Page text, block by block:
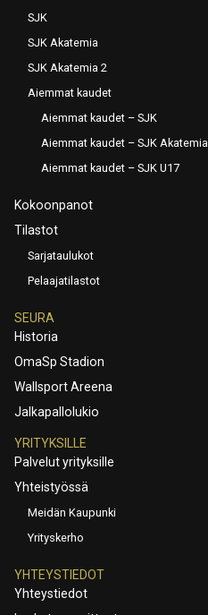
SJK
SJK Akatemia
SJK Akatemia 2
Aiemmat kaudet
Aiemmat kaudet – SJK
Aiemmat kaudet – SJK Akatemia
Aiemmat kaudet – SJK U17
Kokoonpanot
Tilastot
Sarjataulukot
Pelaajatilastot
SEURA
Historia
OmaSp Stadion
Wallsport Areena
Jalkapallolukio
YRITYKSILLE
Palvelut yrityksille
Yhteistyössä
Meidän Kaupunki
Yrityskerho
YHTEYSTIEDOT
Yhteystiedot